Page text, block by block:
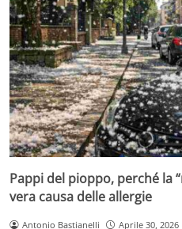
Pappi del pioppo, perché la
vera causa delle allergie
Antonio Bastianelli Aprile 30, 2026